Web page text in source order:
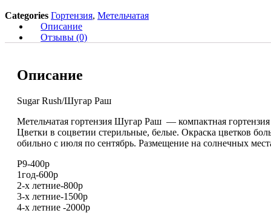
Categories Гортензия, Метельчатая
Описание
Отзывы (0)
Описание
Sugar Rush/Шугар Раш
Метельчатая гортензия Шугар Раш — компактная
Цветки в соцветии стерильные, белые. Окраска цветков
обильно с июля по сентябрь. Размещение на солнечных
Р9-400р
1год-600р
2-х летние-800р
3-х летние-1500р
4-х летние -2000р